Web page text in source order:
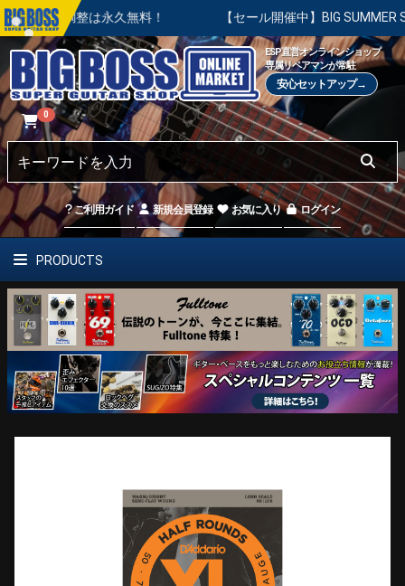
整は永久無料！ 【セール開催中】BIG SUMMER SALE | 対
ESP直営オンラインショップ
専属リペアマンが常駐
安心セットアップ→
0
ご利用ガイド 新規会員登録 お気に入り ログイン
PRODUCTS